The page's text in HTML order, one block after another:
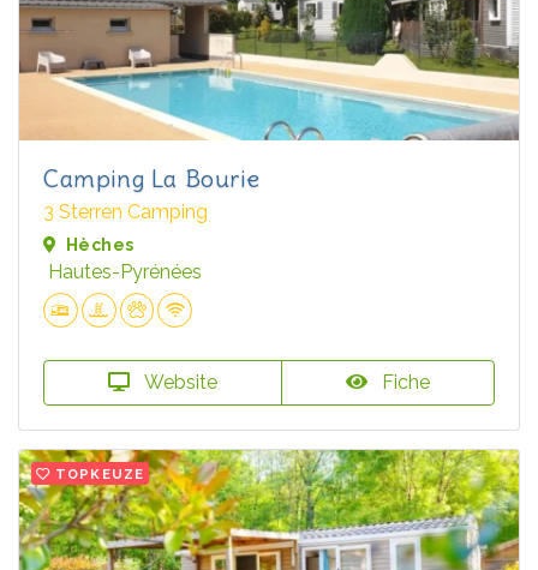
Camping La Bourie
3 Sterren Camping
Hèches
Hautes-Pyrénées
Website Fiche
TOPKEUZE